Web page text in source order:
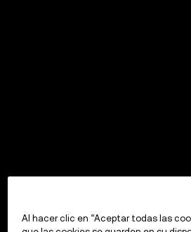
Al hacer clic en “Aceptar todas las